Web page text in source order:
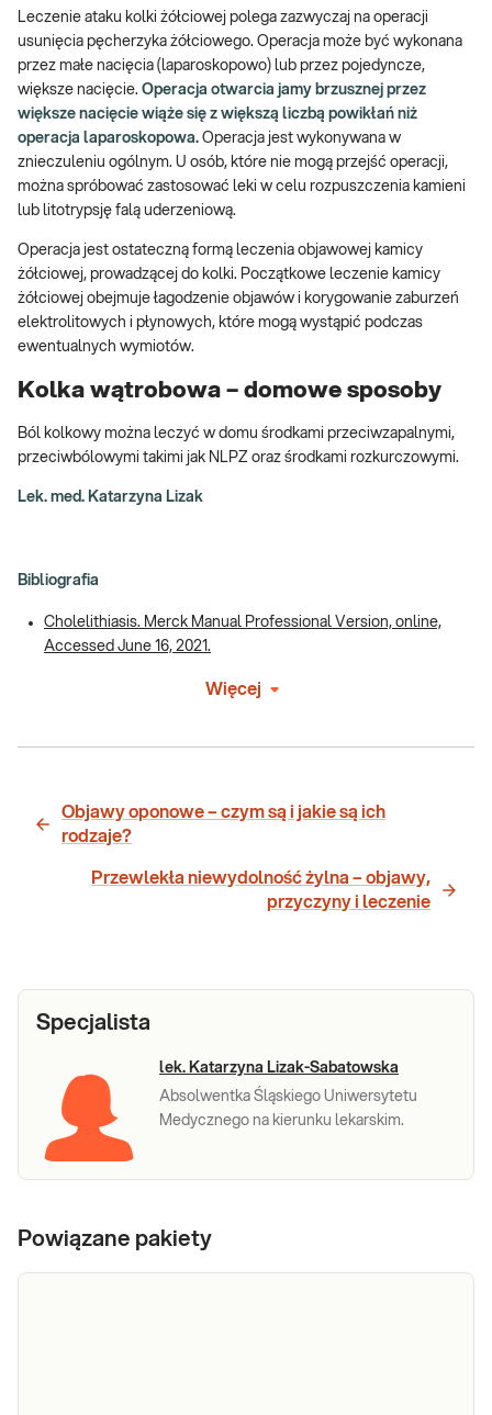
Leczenie ataku kolki żółciowej polega zazwyczaj na operacji
usunięcia pęcherzyka żółciowego. Operacja może być wykonana
przez małe nacięcia (laparoskopowo) lub przez pojedyncze,
większe nacięcie. Operacja otwarcia jamy brzusznej przez
większe nacięcie wiąże się z większą liczbą powikłań niż
operacja laparoskopowa. Operacja jest wykonywana w
znieczuleniu ogólnym. U osób, które nie mogą przejść operacji,
można spróbować zastosować leki w celu rozpuszczenia kamieni
lub litotrypsję falą uderzeniową.
Operacja jest ostateczną formą leczenia objawowej kamicy
żółciowej, prowadzącej do kolki. Początkowe leczenie kamicy
żółciowej obejmuje łagodzenie objawów i korygowanie zaburzeń
elektrolitowych i płynowych, które mogą wystąpić podczas
ewentualnych wymiotów.
Kolka wątrobowa – domowe sposoby
Ból kolkowy można leczyć w domu środkami przeciwzapalnymi,
przeciwbólowymi takimi jak NLPZ oraz środkami rozkurczowymi.
Lek. med. Katarzyna Lizak
Bibliografia
Cholelithiasis. Merck Manual Professional Version, online,
Accessed June 16, 2021.
Więcej
Objawy oponowe – czym są i jakie są ich
rodzaje?
Przewlekła niewydolność żylna – objawy,
przyczyny i leczenie
Specjalista
lek. Katarzyna Lizak-Sabatowska
Absolwentka Śląskiego Uniwersytetu
Medycznego na kierunku lekarskim.
Powiązane pakiety